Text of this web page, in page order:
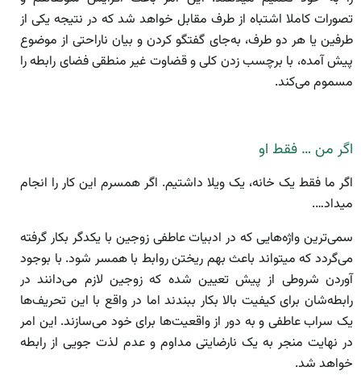
تصورات کاملا اشتباه از طرف مقابل خواهد شد که در نتیجه یکی از
طرفین یا هر دو طرف، به‌جای گفتگو کردن و بیان ناراحتی از موضوع
پیش آمده، با برچسب زدن کلی و قضاوت غیر منطقی فضای رابطه را
مسموم می‌کند.
اگر من … فقط او
اگر ما فقط یک خانه، یک ویلا داشتیم. اگر همسرم این کار را انجام
میداد….
سمی‌ترین واژه‌هایی که در ادبیات عاطفی زوجین با یکدگر بکار گرفته
می‌گردد که میتواند باعث بهم ریختن روابط با همسر شود. با بوجود
آوردن شروطی از پیش تعیین شده که زوجین لازم می‌دانند در
رابطه‌شان برای کیفیت بالا بکار ببندند اما در واقع با این تحریف‌ها
یک سراب عاطفی و به دور از واقعیت‌ها برای خود می‌سازند. این امر
در نهایت منجر به یک نارضایتی مداوم و عدم لذت جویی از رابطه
خواهد شد.